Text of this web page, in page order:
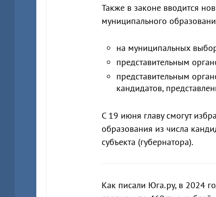
Также в законе вводится
муниципального
на муниципальных
представительным
представительным
кандидатов,
С 19 июня главу смогут
образования из числа
субъекта (губернатора).
Как писали Юга.ру, в 2024